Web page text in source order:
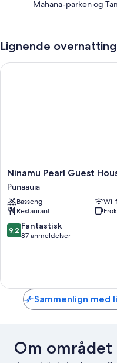
Mahana-parken og
Lignende
Ninamu
Pearl
Guest
House
Punaauia
Ninamu Pearl Guest
Punaauia
Basseng
Wi-
Restaurant
9.2
av
9,2 Fantastisk
87 anmeldelser
Ninamu Pearl Guest House
Sammenlign med
Om området